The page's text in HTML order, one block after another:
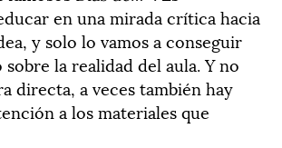
en una mirada crítica hacia
y solo lo vamos a conseguir
la realidad del aula. Y no
directa, a veces también hay
a los materiales que